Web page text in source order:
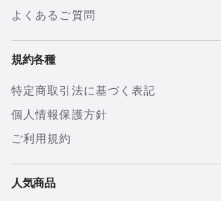
よくあるご質問
規約各種
特定商取引法に基づく表記
個人情報保護方針
ご利用規約
人気商品